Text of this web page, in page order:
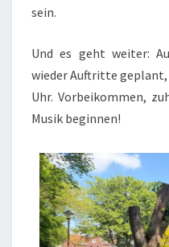
sein.
Und es geht weiter:
wieder Auftritte geplant,
Uhr. Vorbeikommen,
Musik beginnen!